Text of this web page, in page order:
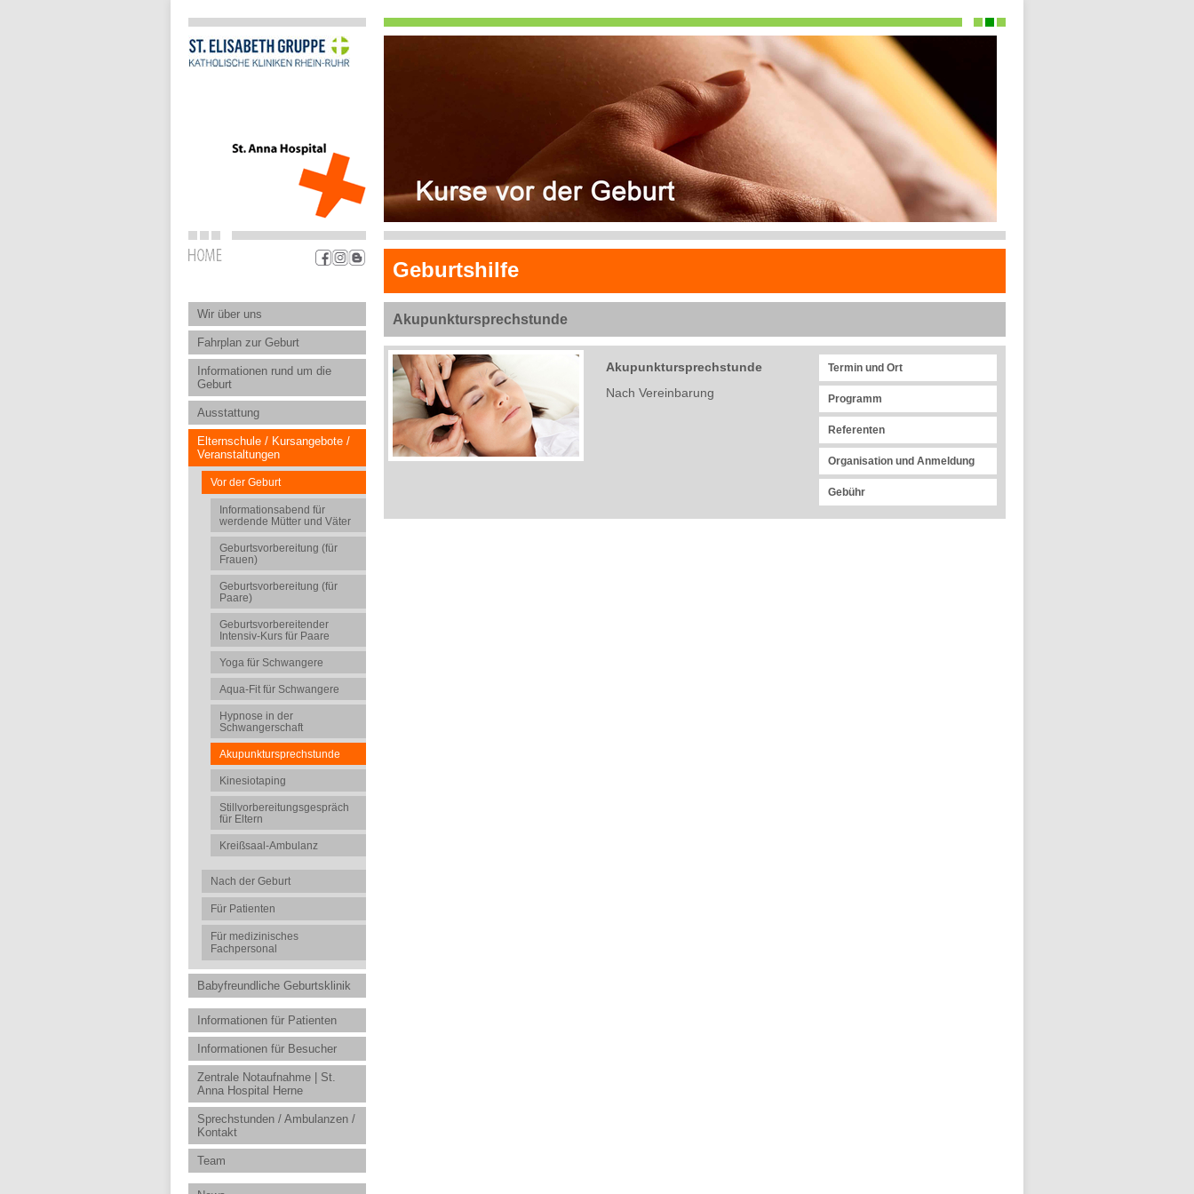
Geburtshilfe
Wir über uns
Fahrplan zur Geburt
Informationen rund um die
Geburt
Ausstattung
Elternschule / Kursangebote /
Veranstaltungen
Vor der Geburt
Informationsabend für
werdende Mütter und Väter
Geburtsvorbereitung (für
Frauen)
Geburtsvorbereitung (für
Paare)
Geburtsvorbereitender
Intensiv-Kurs für Paare
Yoga für Schwangere
Aqua-Fit für Schwangere
Hypnose in der
Schwangerschaft
Akupunktursprechstunde
Kinesiotaping
Stillvorbereitungsgespräch
für Eltern
Kreißsaal-Ambulanz
Nach der Geburt
Für Patienten
Für medizinisches
Fachpersonal
Babyfreundliche Geburtsklinik
Informationen für Patienten
Informationen für Besucher
Zentrale Notaufnahme | St.
Anna Hospital Herne
Sprechstunden / Ambulanzen /
Kontakt
Team
Akupunktursprechstunde
Akupunktursprechstunde
Nach Vereinbarung
Termin und Ort
Programm
Referenten
Organisation und Anmeldung
Gebühr